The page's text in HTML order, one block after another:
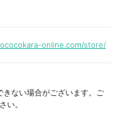
online.com/store/
きない場合がございます。ご
い。